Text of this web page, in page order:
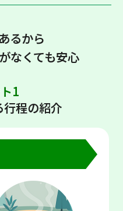
るから
なくても安心
1
程の紹介